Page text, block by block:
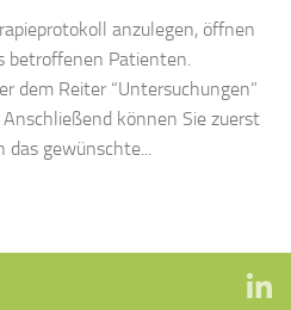
anzulegen, öffnen
betroffenen Patienten.
dem Reiter “Untersuchungen”
können Sie zuerst
das gewünschte...